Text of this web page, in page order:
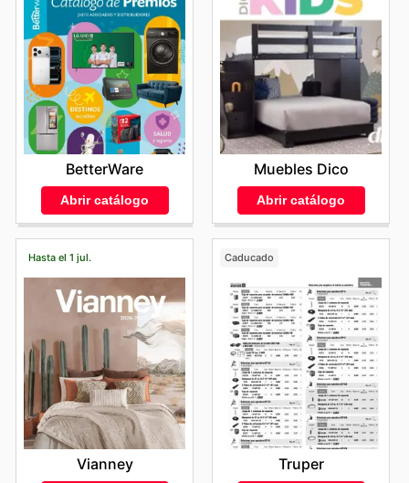
BetterWare
Abrir catálogo
Muebles Dico
Abrir catálogo
Hasta el 1 jul.
Vianney
Caducado
Truper